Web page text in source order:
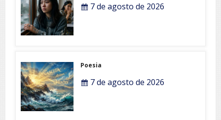
7 de agosto de 2026
Poesia
7 de agosto de 2026